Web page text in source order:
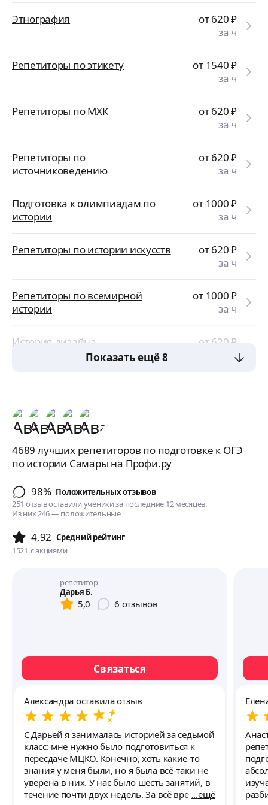
Этнография от 620₽
за ч
Репетиторы по этикету от 1540₽
за ч
Репетиторы по МХК от 620₽
за ч
Репетиторы по
источниковедению
от 620₽
за ч
Подготовка к олимпиадам по
истории
от 1000₽
за ч
Репетиторы по истории искусств от 620₽
за ч
Репетиторы по всемирной
истории
от 1000₽
за ч
История дизайна от 620₽
за ч
Показать ещё 8
4689 лучших репетиторов по подготовке к ОГЭ
по истории Самары на Профи.ру
98% Положительных отзывов
251 отзыв оставили ученики за последние 12 месяцев.
Из них 246 — положительные
4,92 Cредний рейтинг
1521 с акциями
репетитор
Дарья Б.
5,0 6 отзывов
Связаться
Александра оставила отзыв
С Дарьей я занималась историей за седьмой
класс: мне нужно было подготовиться к
пересдаче МЦКО. Конечно, хоть какие-то
знания у меня были, но я была всё-таки не
уверена в них. У нас было шесть занятий, в
течение почти двух недель. За всё времяещё